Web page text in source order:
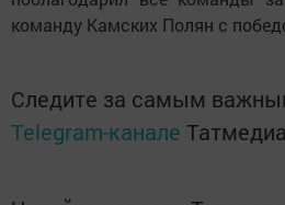
команду Камских Полян с
Следите за самым
Telegram-канале Татмедиа